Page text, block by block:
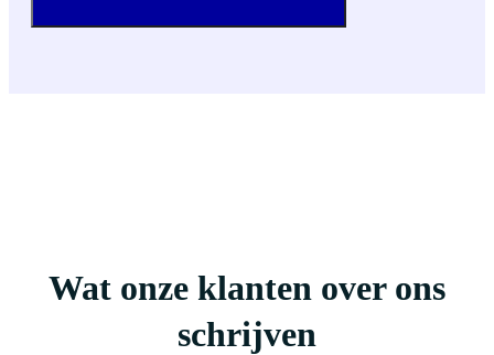
Wat onze klanten over ons
schrijven